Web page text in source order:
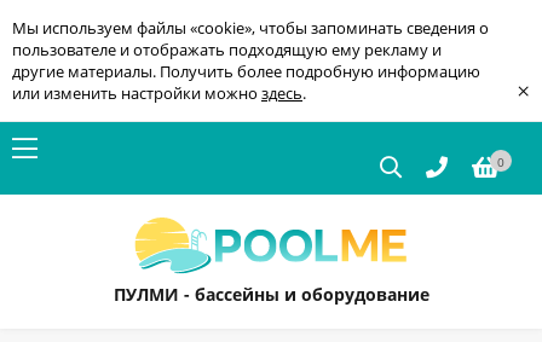
Мы используем файлы «cookie», чтобы запоминать сведения о
пользователе и отображать подходящую ему рекламу и
другие материалы. Получить более подробную информацию
или изменить настройки можно здесь. ×
0
ПУЛМИ - бассейны и оборудование